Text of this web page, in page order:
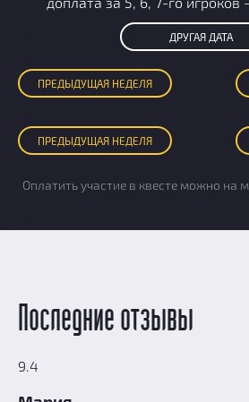
ДРУГАЯ ДАТА
ПРЕДЫДУЩАЯ НЕДЕЛЯ
ПРЕДЫДУЩАЯ НЕДЕЛЯ
Оплатить участие в квесте можно на
Последние отзывы
9.4